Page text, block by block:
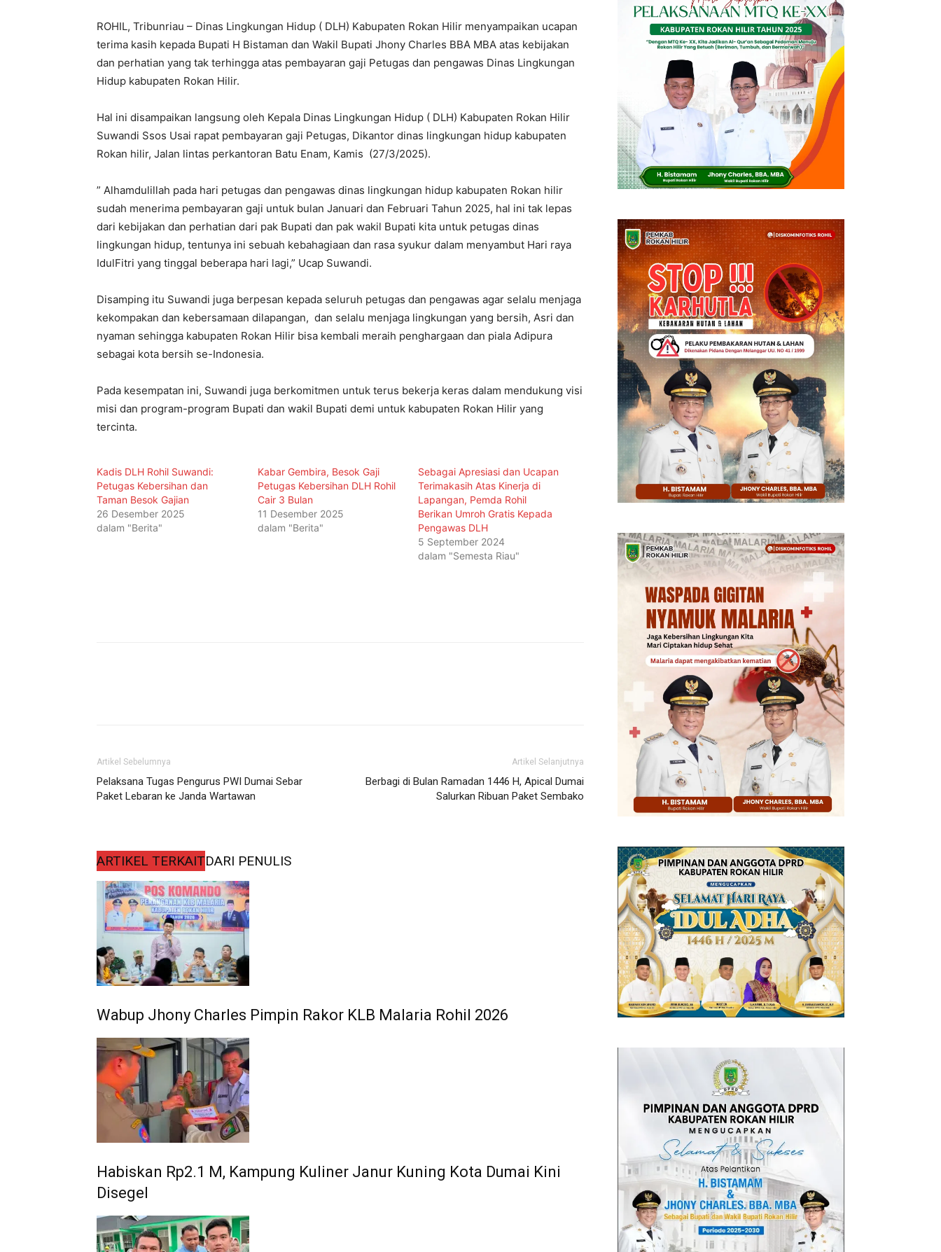
ROHIL, Tribunriau – Dinas Lingkungan Hidup ( DLH) Kabupaten Rokan Hilir menyampaikan ucapan
terima kasih kepada Bupati H Bistaman dan Wakil Bupati Jhony Charles BBA MBA atas kebijakan
dan perhatian yang tak terhingga atas pembayaran gaji Petugas dan pengawas Dinas Lingkungan
Hidup kabupaten Rokan Hilir.
Hal ini disampaikan langsung oleh Kepala Dinas Lingkungan Hidup ( DLH) Kabupaten Rokan Hilir
Suwandi Ssos Usai rapat pembayaran gaji Petugas, Dikantor dinas lingkungan hidup kabupaten
Rokan hilir, Jalan lintas perkantoran Batu Enam, Kamis (27/3/2025).
” Alhamdulillah pada hari petugas dan pengawas dinas lingkungan hidup kabupaten Rokan hilir
sudah menerima pembayaran gaji untuk bulan Januari dan Februari Tahun 2025, hal ini tak lepas
dari kebijakan dan perhatian dari pak Bupati dan pak wakil Bupati kita untuk petugas dinas
lingkungan hidup, tentunya ini sebuah kebahagiaan dan rasa syukur dalam menyambut Hari raya
IdulFitri yang tinggal beberapa hari lagi,” Ucap Suwandi.
Disamping itu Suwandi juga berpesan kepada seluruh petugas dan pengawas agar selalu menjaga
kekompakan dan kebersamaan dilapangan, dan selalu menjaga lingkungan yang bersih, Asri dan
nyaman sehingga kabupaten Rokan Hilir bisa kembali meraih penghargaan dan piala Adipura
sebagai kota bersih se-Indonesia.
Pada kesempatan ini, Suwandi juga berkomitmen untuk terus bekerja keras dalam mendukung visi
misi dan program-program Bupati dan wakil Bupati demi untuk kabupaten Rokan Hilir yang
tercinta.
Kadis DLH Rohil Suwandi:
Petugas Kebersihan dan
Taman Besok Gajian
26 Desember 2025
dalam "Berita"
Kabar Gembira, Besok Gaji
Petugas Kebersihan DLH Rohil
Cair 3 Bulan
11 Desember 2025
dalam "Berita"
Sebagai Apresiasi dan Ucapan
Terimakasih Atas Kinerja di
Lapangan, Pemda Rohil
Berikan Umroh Gratis Kepada
Pengawas DLH
5 September 2024
dalam "Semesta Riau"
Artikel Sebelumnya
Pelaksana Tugas Pengurus PWI Dumai Sebar
Paket Lebaran ke Janda Wartawan
Artikel Selanjutnya
Berbagi di Bulan Ramadan 1446 H, Apical Dumai
Salurkan Ribuan Paket Sembako
ARTIKEL TERKAITDARI PENULIS
Wabup Jhony Charles Pimpin Rakor KLB Malaria Rohil 2026
Habiskan Rp2.1 M, Kampung Kuliner Janur Kuning Kota Dumai Kini
Disegel